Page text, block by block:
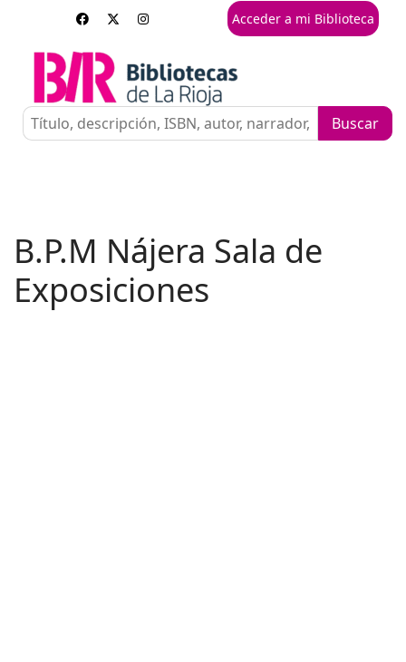
Acceder a mi Biblioteca
B.P.M Nájera Sala de
Exposiciones